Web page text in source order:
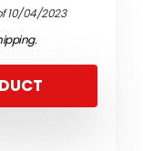
10/04/2023
.